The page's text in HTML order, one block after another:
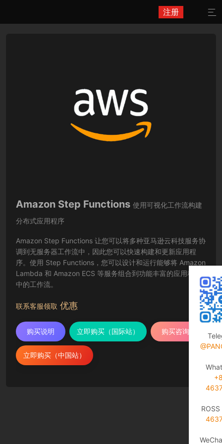
注册 
Amazon Step Functions 使用可视化工作流构建
分布式应用程序
Amazon Step Functions 让您可以将多种亚马逊云科技服务协
调到无服务器工作流中，因此您可以快速构建和更新应用程
序。使用 Step Functions，您可以设计和运行能够将 Amazon
Lambda 和 Amazon ECS 等服务组合到功能丰富的应用程序
中的工作流。
联系客服领取 优惠
购买说明 立即购买（国际站） 购买咨询
立即购买（中国站）